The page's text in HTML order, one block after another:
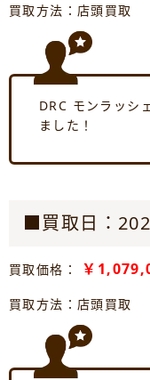
買取方法：店頭買取
DRC モンラッシ
ました！
■買取日：
買取価格： ￥
買取方法：店頭買取